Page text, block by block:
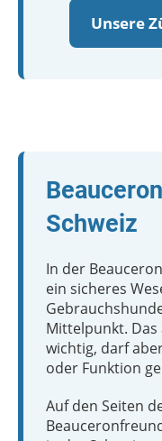
Unsere
Schweiz
In der
ein sicheres
Mittelpunkt.
wichtig, darf
oder Funktion
Auf den Seiten